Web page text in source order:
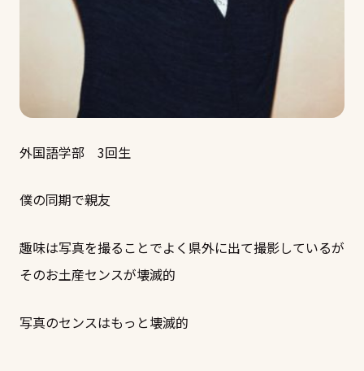
外国語学部 3回生
僕の同期で親友
趣味は写真を撮ることでよく県外に出て撮影しているが
そのお土産センスが壊滅的
写真のセンスはもっと壊滅的